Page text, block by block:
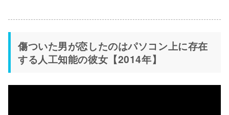
傷ついた男が恋したのはパソコン上に存在
する人工知能の彼女【2014年】